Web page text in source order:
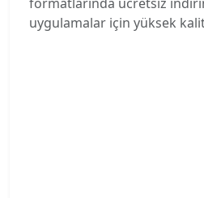
uygulamalar için yüksek